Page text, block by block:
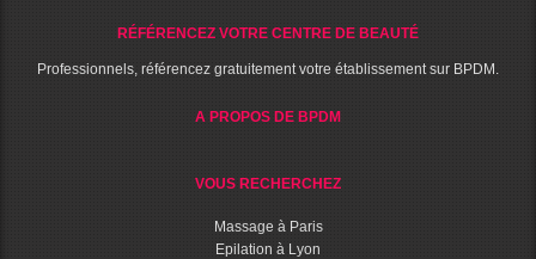
RÉFÉRENCEZ VOTRE CENTRE DE BEAUTÉ
Professionnels, référencez gratuitement votre établissement sur BPDM.
A PROPOS DE BPDM
VOUS RECHERCHEZ
Massage à Paris
Epilation à Lyon